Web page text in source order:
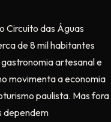
Circuito das Águas
de 8 mil habitantes
artesanal e
movimenta a economia
paulista. Mas fora
dependem